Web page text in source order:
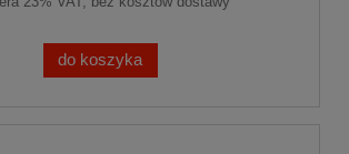
do koszyka